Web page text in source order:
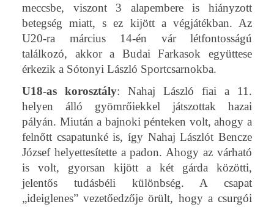
meccsbe, viszont 3 alapembere is hiányzott
betegség miatt, s ez kijött a végjátékban. Az
U20-ra március 14-én vár létfontosságú
találkozó, akkor a Budai Farkasok együttese
érkezik a Sótonyi László Sportcsarnokba.
U18-as korosztály: Nahaj László fiai a 11.
helyen álló gyömrőiekkel játszottak hazai
pályán. Miután a bajnoki pénteken volt, ahogy a
felnőtt csapatunké is, így Nahaj Lászlót Bencze
József helyettesítette a padon. Ahogy az várható
is volt, gyorsan kijött a két gárda közötti,
jelentős tudásbéli különbség. A csapat
„ideiglenes” vezetőedzője örült, hogy a csurgói